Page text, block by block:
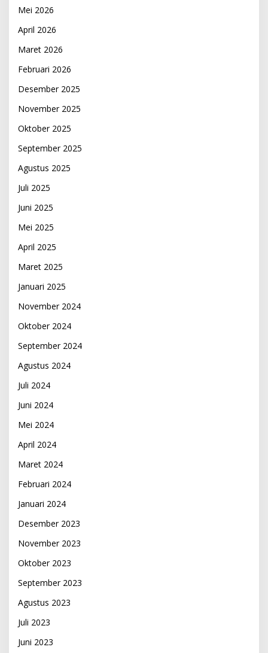
Mei 2026
April 2026
Maret 2026
Februari 2026
Desember 2025
November 2025
Oktober 2025
September 2025
Agustus 2025
Juli 2025
Juni 2025
Mei 2025
April 2025
Maret 2025
Januari 2025
November 2024
Oktober 2024
September 2024
Agustus 2024
Juli 2024
Juni 2024
Mei 2024
April 2024
Maret 2024
Februari 2024
Januari 2024
Desember 2023
November 2023
Oktober 2023
September 2023
Agustus 2023
Juli 2023
Juni 2023